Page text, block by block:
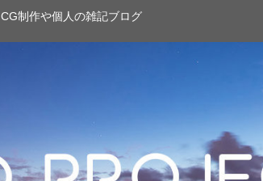
CG制作や個人の雑記ブログ